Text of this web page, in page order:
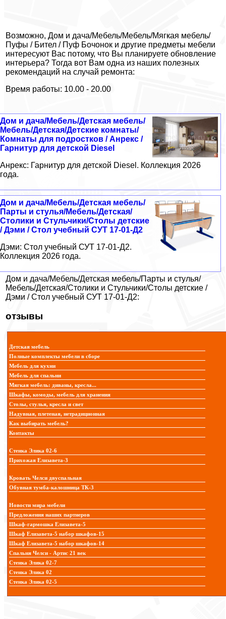
Возможно, Дом и дача/Мебель/Мебель/Мягкая мебель/
Пуфы / Бител / Пуф Бочонок и другие предметы мебели
интересуют Вас потому, что Вы планируете обновление
интерьера? Тогда вот Вам одна из наших полезных
рекомендаций на случай ремонта:
Время работы: 10.00 - 20.00
Дом и дача/Мебель/Детская мебель/
Мебель/Детская/Детские комнаты/
Комнаты для подростков / Анрекс /
Гарнитур для детской Diesel
Анрекс: Гарнитур для детской Diesel. Коллекция 2026
года.
Дом и дача/Мебель/Детская мебель/
Парты и стулья/Мебель/Детская/
Столики и Стульчики/Столы детские
/ Дэми / Стол учебный СУТ 17-01-Д2
Дэми: Стол учебный СУТ 17-01-Д2.
Коллекция 2026 года.
Дом и дача/Мебель/Детская мебель/Парты и стулья/
Мебель/Детская/Столики и Стульчики/Столы детские /
Дэми / Стол учебный СУТ 17-01-Д2:
отзывы
Детская мебель
Полные комплекты мебели в сборе
Мебель для кухни
Мебель для спальни
Мягкая мебель: диваны, кресла...
Шкафы, комоды, мебель для хранения
Столы, стулья, кресла и свет
Надувная, плетеная, нетрадиционная
Как выбирать мебель?
Контакты
Стенка Элика 02-6
Прихожая Елизавета-3
Кровать Челси двуспальная
Обувная тумба-калошница ТК-3
Новости мира мебели
Предложения наших партнеров
Шкаф-гармошка Елизавета-5
Шкаф Елизавета-5 набор шкафов-15
Шкаф Елизавета-5 набор шкафов-14
Спальня Челси - Артис 21 век
Стенка Элика 02-7
Стенка Элика 02
Стенка Элика 02-5